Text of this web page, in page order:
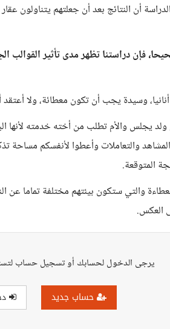
أن النتائج بعد أن جعلتهم يتناولون
فإن دراستنا تظهر مدى تأثير القوالب
وسيدة يجب أن تكون معطائة، ولا
يجلس والأم تطلب من أخته خدمته لأنها
والتعاملات وأعطوا لأنفسكم مساحة
المتوقعة.
والتي ستكون بيئتهم مختلفة تماما عن
العكس.
يرجى الدخول لحسابك أو تسجيل حساب
حساب جديد